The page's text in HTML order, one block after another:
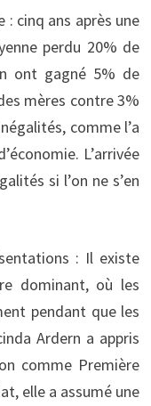
cinq ans après une
perdu 20% de
ont gagné 5% de
mères contre 3%
comme l’a
L’arrivée
si l’on ne s’en
: Il existe
dominant, où les
pendant que les
Ardern a appris
comme Première
elle a assumé une